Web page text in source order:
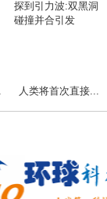
人类将首次直接...